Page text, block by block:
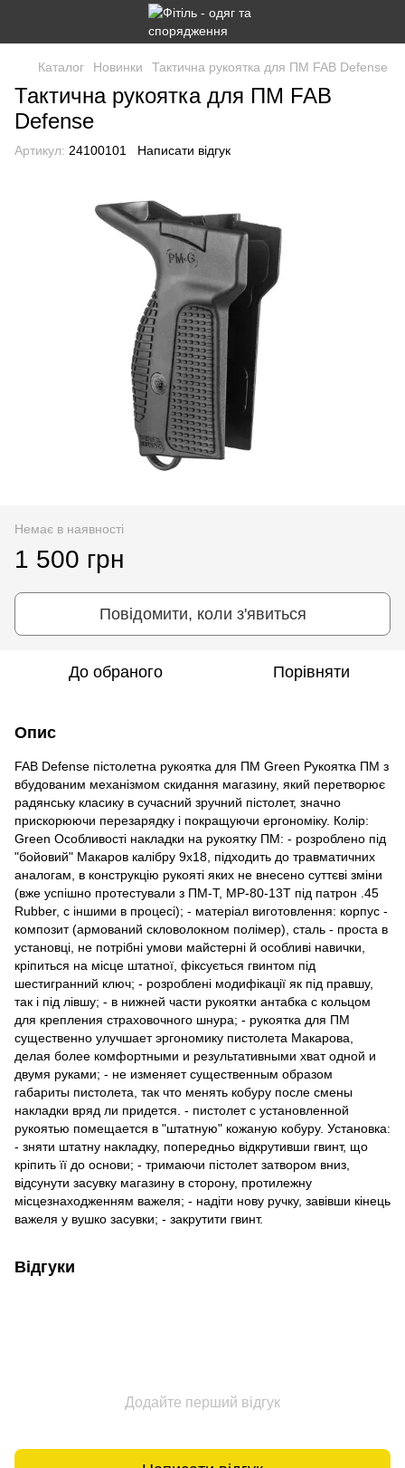
Каталог Новинки Тактична рукоятка для ПМ FAB Defense
Тактична рукоятка для ПМ FAB
Defense
Артикул: 24100101 Написати відгук
Немає в наявності
1 500 грн
Повідомити, коли з'явиться
До обраного Порівняти
Опис
FAB Defense пістолетна рукоятка для ПМ Green Рукоятка ПМ з
вбудованим механізмом скидання магазину, який перетворює
радянську класику в сучасний зручний пістолет, значно
прискорюючи перезарядку і покращуючи ергономіку. Колір:
Green Особливості накладки на рукоятку ПМ: - розроблено під
"бойовий" Макаров калібру 9х18, підходить до травматичних
аналогам, в конструкцію рукояті яких не внесено суттєві зміни
(вже успішно протестували з ПМ-Т, MP-80-13T під патрон .45
Rubber, c іншими в процесі); - матеріал виготовлення: корпус -
композит (армований скловолокном полімер), сталь - проста в
установці, не потрібні умови майстерні й особливі навички,
кріпиться на місце штатної, фіксується гвинтом під
шестигранний ключ; - розроблені модифікації як під правшу,
так і під лівшу; - в нижней части рукоятки антабка с кольцом
для крепления страховочного шнура; - рукоятка для ПМ
существенно улучшает эргономику пистолета Макарова,
делая более комфортными и результативными хват одной и
двумя руками; - не изменяет существенным образом
габариты пистолета, так что менять кобуру после смены
накладки вряд ли придется. - пистолет с установленной
рукоятью помещается в "штатную" кожаную кобуру. Установка:
- зняти штатну накладку, попередньо відкрутивши гвинт, що
кріпить її до основи; - тримаючи пістолет затвором вниз,
відсунути засувку магазину в сторону, протилежну
місцезнаходженням важеля; - надіти нову ручку, завівши кінець
важеля у вушко засувки; - закрутити гвинт.
Відгуки
Додайте перший відгук